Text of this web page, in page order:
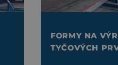
FORMY NA
TYČOVÝCH